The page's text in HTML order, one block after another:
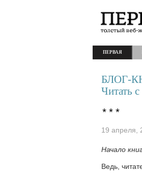
ПЕРВАЯ
БЛОГ-
Читать
***
19 апреля,
Начало
Ведь,